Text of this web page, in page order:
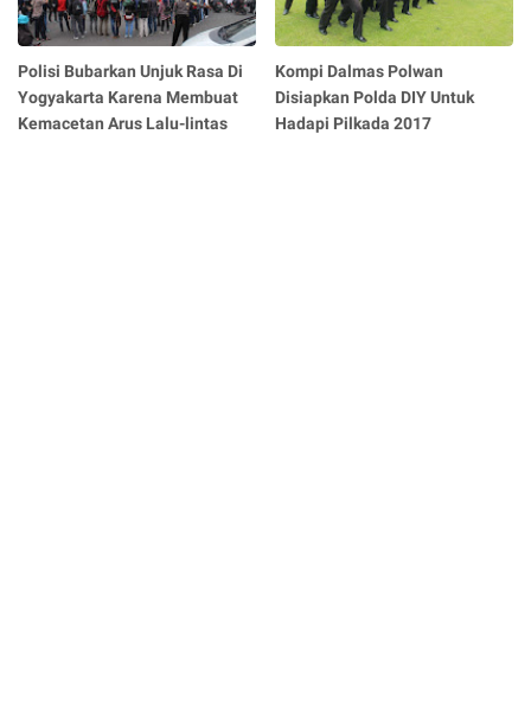
Polisi Bubarkan Unjuk Rasa Di
Yogyakarta Karena Membuat
Kemacetan Arus Lalu-lintas
Kompi Dalmas Polwan
Disiapkan Polda DIY Untuk
Hadapi Pilkada 2017